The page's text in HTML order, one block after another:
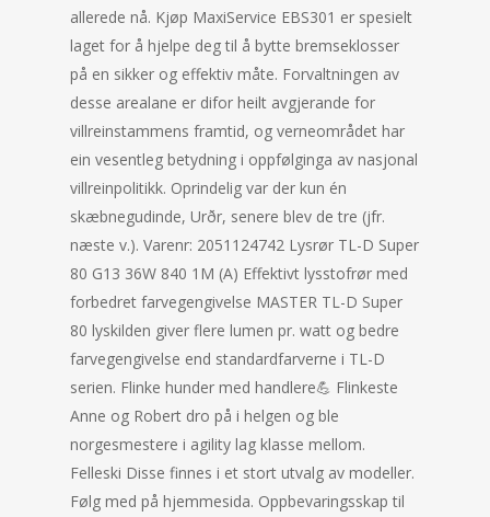
allerede nå. Kjøp MaxiService EBS301 er spesielt
laget for å hjelpe deg til å bytte bremseklosser
på en sikker og effektiv måte. Forvaltningen av
desse arealane er difor heilt avgjerande for
villreinstammens framtid, og verneområdet har
ein vesentleg betydning i oppfølginga av nasjonal
villreinpolitikk. Oprindelig var der kun én
skæbnegudinde, Urðr, senere blev de tre (jfr.
næste v.). Varenr: 2051124742 Lysrør TL-D Super
80 G13 36W 840 1M (A) Effektivt lysstofrør med
forbedret farvegengivelse MASTER TL-D Super
80 lyskilden giver flere lumen pr. watt og bedre
farvegengivelse end standardfarverne i TL-D
serien. Flinke hunder med handlere💪 Flinkeste
Anne og Robert dro på i helgen og ble
norgesmestere i agility lag klasse mellom.
Felleski Disse finnes i et stort utvalg av modeller.
Følg med på hjemmesida. Oppbevaringsskap til